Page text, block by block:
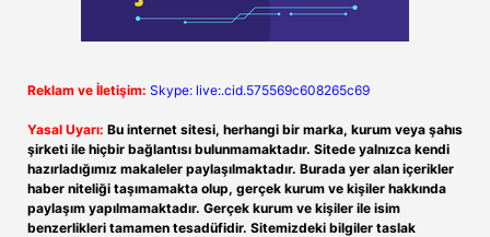
Reklam ve İletişim: Skype: live:.cid.575569c608265c69
Yasal Uyarı: Bu internet sitesi, herhangi bir marka, kurum veya şahıs
şirketi ile hiçbir bağlantısı bulunmamaktadır. Sitede yalnızca kendi
hazırladığımız makaleler paylaşılmaktadır. Burada yer alan içerikler
haber niteliği taşımamakta olup, gerçek kurum ve kişiler hakkında
paylaşım yapılmamaktadır. Gerçek kurum ve kişiler ile isim
benzerlikleri tamamen tesadüfidir. Sitemizdeki bilgiler taslak